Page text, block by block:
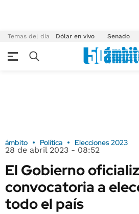
Temas del día Dólar en vivo Senado
ámbito Política Elecciones 2023
28 de abril 2023 - 08:52
El Gobierno
convocatoria a
todo el país